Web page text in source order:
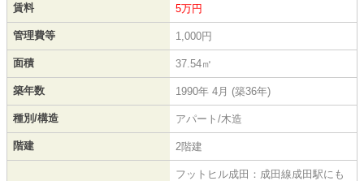
賃料 5万円
管理費等 1,000円
面積 37.54㎡
築年数 1990年 4月 (築36年)
種別/構造 アパート/木造
階建 2階建
フットヒル成田：成田線成田駅にも